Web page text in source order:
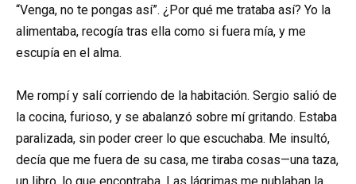
“Venga, no te pongas así”. ¿Por qué me trataba así? Yo la
alimentaba, recogía tras ella como si fuera mía, y me
escupía en el alma.
Me rompí y salí corriendo de la habitación. Sergio salió de
la cocina, furioso, y se abalanzó sobre mí gritando. Estaba
paralizada, sin poder creer lo que escuchaba. Me insultó,
decía que me fuera de su casa, me tiraba cosas—una taza,